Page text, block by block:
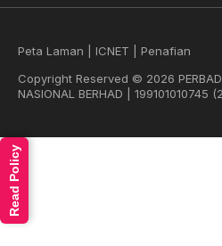
Peta Laman ICNET
Penafian
Copyright Reserved © 2026
NASIONAL BERHAD | 199101010745
Read Policy